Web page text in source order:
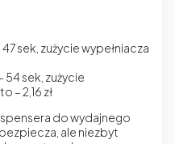
sek, zużycie wypełniacza
54 sek, zużycie
– 2,16 zł
do wydajnego
ale niezbyt